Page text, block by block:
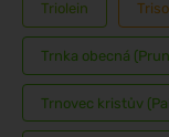
Triolein
Trnka obecná
Trnovec kristův